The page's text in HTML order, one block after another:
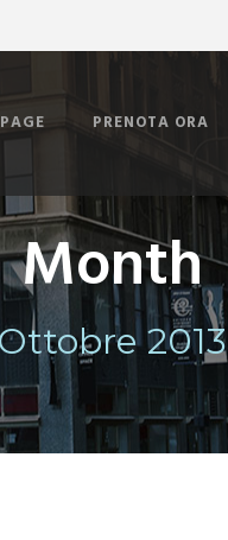
PRENOTA ORA
Month
Ottobre 2013